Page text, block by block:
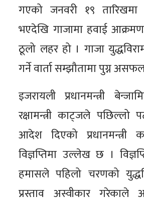
गएको जनवरी १९ तारिखमा
भएदेखि गाजामा हवाई
ठूलो लहर हो । गाजा
गर्ने वार्ता सम्झौतामा पुग्न
इजरायली प्रधानमन्त्री
रक्षामन्त्री काट्जले
आदेश दिएको प्रधानमन्त्री
विज्ञप्तिमा उल्लेख छ ।
हमासले पहिलो चरणको
प्रस्ताव अस्वीकार